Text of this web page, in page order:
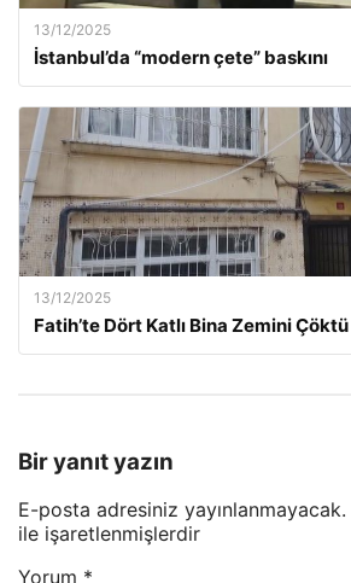
13/12/2025
İstanbul’da “modern çete” baskını
13/12/2025
Fatih’te Dört Katlı Bina Zemini Çöktü
Bir yanıt yazın
E-posta adresiniz yayınlanmayacak.
ile işaretlenmişlerdir
Yorum *